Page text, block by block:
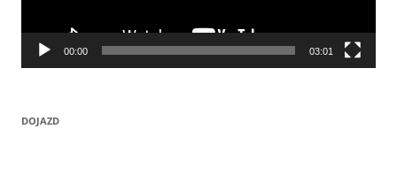
00:00 03:01
DOJAZD